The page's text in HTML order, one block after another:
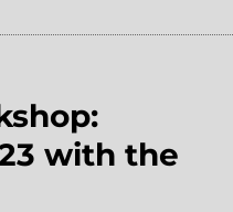
with the